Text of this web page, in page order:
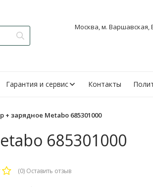
Москва, м. Варшавская,
Гарантия и сервис Контакты
+ зарядное Metabo 685301000
685301000
(0) Оставить отзыв